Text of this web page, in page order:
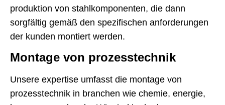
produktion von stahlkomponenten, die dann
sorgfältig gemäß den spezifischen anforderungen
der kunden montiert werden.
Montage von prozesstechnik
Unsere expertise umfasst die montage von
prozesstechnik in branchen wie chemie, energie,